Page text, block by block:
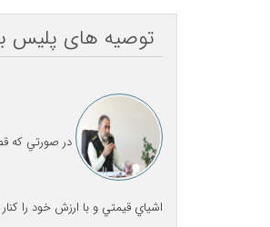
توصیه های پلیس
در صورتي كه
اشياي قيمتي و با ارزش خود را كنار